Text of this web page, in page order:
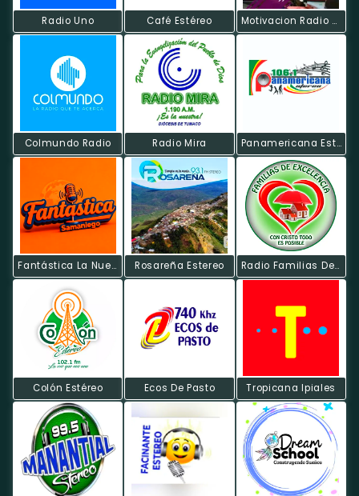
Radio Uno Café Estéreo Motivacion Radio De Wproducciones
Colmundo Radio Radio Mira Panamericana Estereo
Fantástica La Nueva FM Rosareña Estereo Radio Familias De Excelencia
Colón Estéreo Ecos De Pasto Tropicana Ipiales